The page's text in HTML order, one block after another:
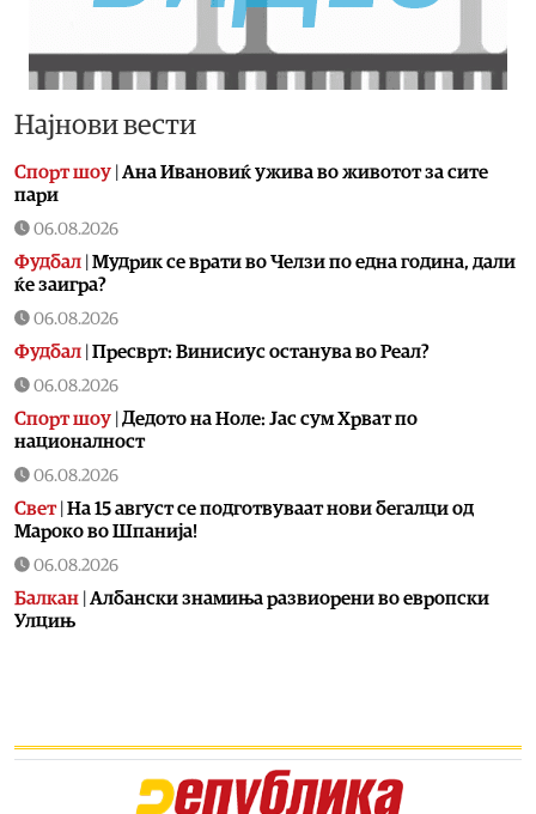
Најнови вести
Спорт шоу Aна Ивановиќ ужива во животот за сите
пари
06.08.2026
Фудбал Мудрик се врати во Челзи по една година, дали
ќе заигра?
06.08.2026
Фудбал Пресврт: Винисиус останува во Реал?
06.08.2026
Спорт шоу Дедото на Ноле: Јас сум Хрват по
националност
06.08.2026
Свет| На 15 август се подготвуваат нови бегалци од
Мароко во Шпанија!
06.08.2026
Балкан Албански знамиња развиорени во европски
Улцињ
06.08.2026
Помалку првачиња, помалку иднина:
Демографската криза веќе стигна до училишните